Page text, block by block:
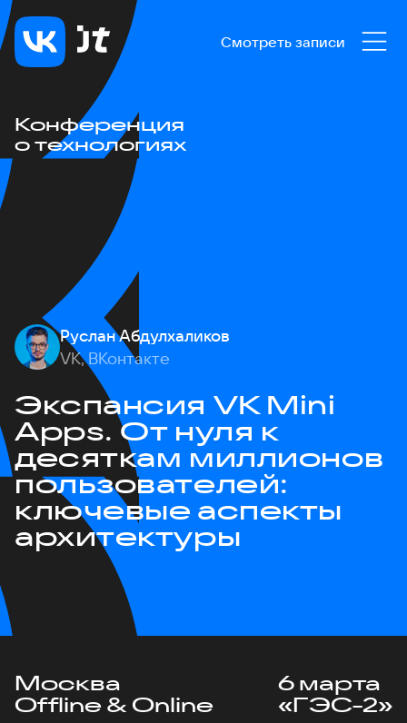
Смотреть записи
Конференция
о технологиях
Руслан Абдулхаликов
VK, ВКонтакте
Экспансия VK Mini
Apps. От нуля к
десяткам миллионов
пользователей:
ключевые аспекты
архитектуры
Москва
Offline & Online
6 марта
«ГЭС-2»